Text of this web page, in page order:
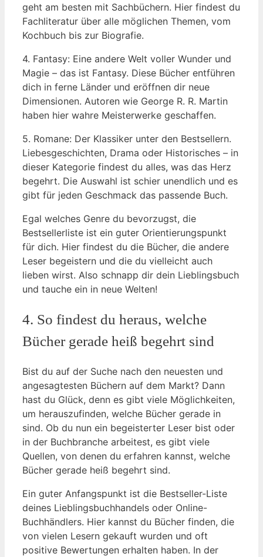
geht am besten mit Sachbüchern. Hier findest du
Fachliteratur über alle möglichen Themen, vom
Kochbuch bis zur Biografie.
4. Fantasy: Eine andere Welt voller Wunder und
Magie – das ist Fantasy. Diese Bücher entführen
dich in ferne Länder und eröffnen dir neue
Dimensionen. Autoren wie George R. R. Martin
haben hier wahre Meisterwerke geschaffen.
5. Romane: Der Klassiker unter den Bestsellern.
Liebesgeschichten, Drama oder Historisches – in
dieser Kategorie findest du alles, was das Herz
begehrt. Die Auswahl ist schier unendlich und es
gibt für jeden Geschmack das passende Buch.
Egal welches Genre du bevorzugst, die
Bestsellerliste ist ein guter Orientierungspunkt
für dich. Hier findest du die Bücher, die andere
Leser begeistern und die du vielleicht auch
lieben wirst. Also schnapp dir dein Lieblingsbuch
und tauche ein in neue Welten!
4. So findest du heraus, welche
Bücher gerade heiß begehrt sind
Bist du auf der Suche nach den neuesten und
angesagtesten Büchern auf dem Markt? Dann
hast du Glück, denn es gibt viele Möglichkeiten,
um herauszufinden, welche Bücher gerade in
sind. Ob du nun ein begeisterter Leser bist oder
in der Buchbranche arbeitest, es gibt viele
Quellen, von denen du erfahren kannst, welche
Bücher gerade heiß begehrt sind.
Ein guter Anfangspunkt ist die Bestseller-Liste
deines Lieblingsbuchhandels oder Online-
Buchhändlers. Hier kannst du Bücher finden, die
von vielen Lesern gekauft wurden und oft
positive Bewertungen erhalten haben. In der